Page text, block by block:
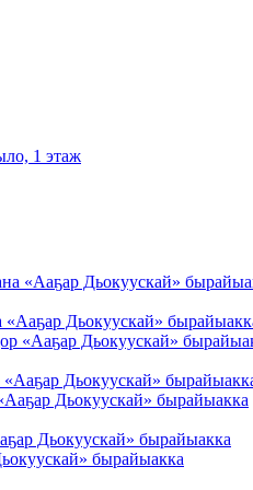
1 этаж
«Ааҕар Дьокуускай»
Дьокуускай»
Дьокуускай» бырайыакка